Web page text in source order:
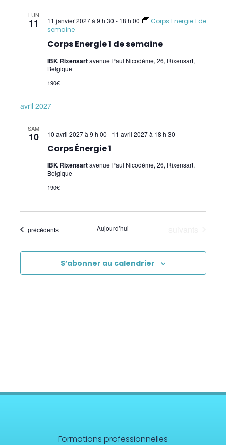
LUN
11
Corps Energie 1 de semaine
11 janvier 2027 à 9 h 30 - 18 h 00
Corps Energie 1 de
semaine
IBK Rixensartavenue Paul Nicodème, 26, Rixensart,
Belgique
190€
avril 2027
SAM
10
Corps Énergie 1
10 avril 2027 à 9 h 00 - 11 avril 2027 à 18 h 30
IBK Rixensartavenue Paul Nicodème, 26, Rixensart,
Belgique
190€
Évènements
précédents Aujourd’hui
S’abonner au calendrier
Formations professionnelles